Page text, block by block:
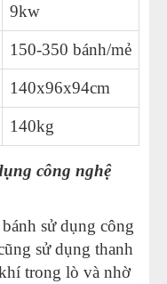
9kw
150-350 bánh/mẻ
140x96x94cm
140kg
công nghệ
sử dụng công
sử dụng thanh
trong lò và nhờ